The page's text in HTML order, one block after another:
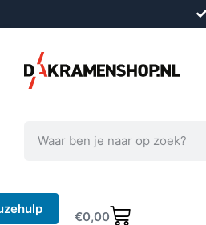
€0,00